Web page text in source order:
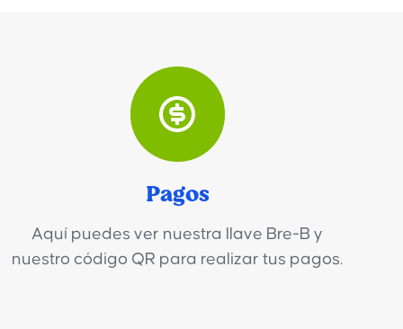
Pagos
Aquí puedes ver nuestra llave Bre-B y
nuestro código QR para realizar tus pagos.